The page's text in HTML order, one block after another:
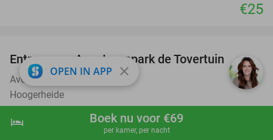
shopping_cart Boek nu
hotel Boek nu voor €69
per kamer, per nacht
€25
34%
Entree voor Avonturenpark de Tovertuin
Avonturenpark de Tovertuin 9.2star
Hoogerheide
OPEN IN APP close